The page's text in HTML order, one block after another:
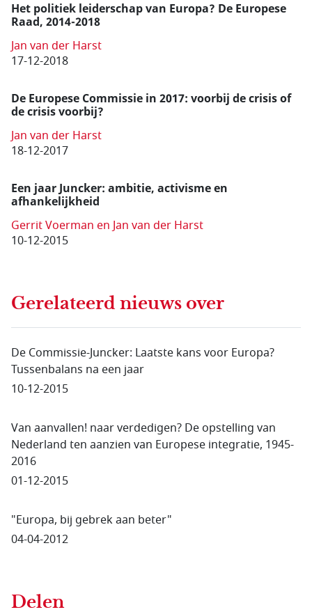
Het politiek leiderschap van Europa? De Europese
Raad, 2014-2018
Jan van der Harst
17-12-2018
De Europese Commissie in 2017: voorbij de crisis of
de crisis voorbij?
Jan van der Harst
18-12-2017
Een jaar Juncker: ambitie, activisme en
afhankelijkheid
Gerrit Voerman en Jan van der Harst
10-12-2015
Gerelateerd nieuws over
De Commissie-Juncker: Laatste kans voor Europa?
Tussenbalans na een jaar
10-12-2015
Van aanvallen! naar verdedigen? De opstelling van
Nederland ten aanzien van Europese integratie, 1945-
2016
01-12-2015
"Europa, bij gebrek aan beter"
04-04-2012
Delen